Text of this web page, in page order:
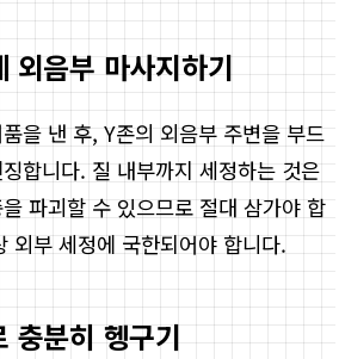
외음부 마사지하기
을 낸 후, Y존의 외음부 주변을 부드
합니다. 질 내부까지 세정하는 것은
파괴할 수 있으므로 절대 삼가야 합
외부 세정에 국한되어야 합니다.
충분히 헹구기